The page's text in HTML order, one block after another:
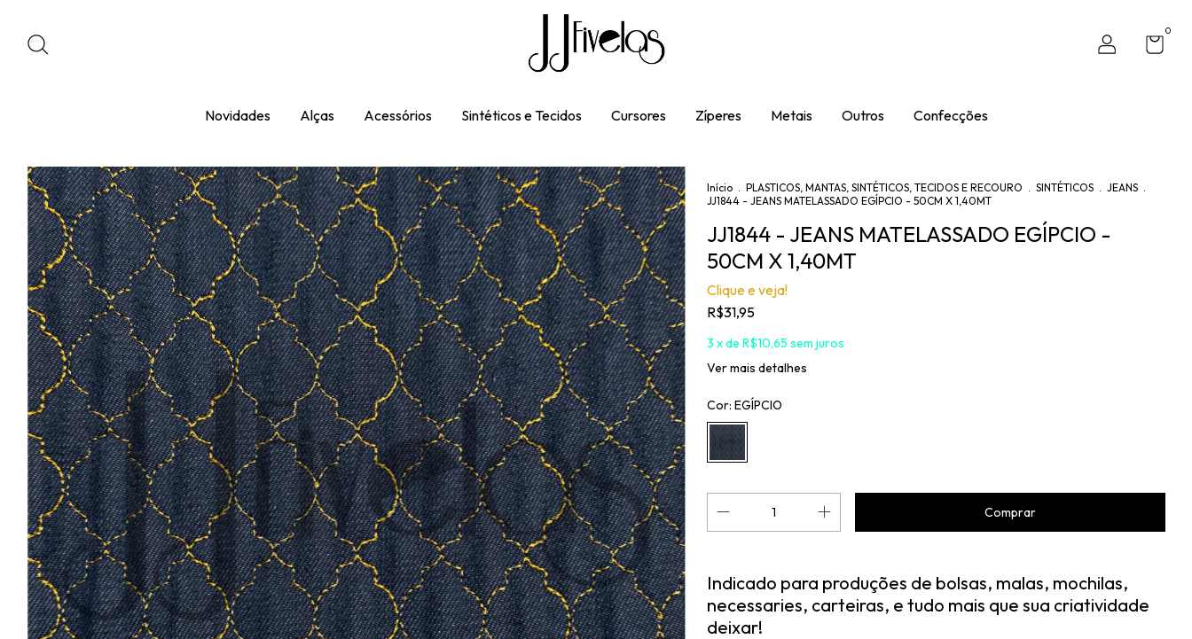
0
Novidades Alças Acessórios Sintéticos e Tecidos Cursores Zíperes Metais Outros Confecções
Início . PLASTICOS, MANTAS, SINTÉTICOS, TECIDOS E RECOURO . SINTÉTICOS . JEANS .
JJ1844 - JEANS MATELASSADO EGÍPCIO - 50CM X 1,40MT
JJ1844 - JEANS MATELASSADO EGÍPCIO -
50CM X 1,40MT
Clique e veja!
R$31,95
3 x de R$10,65 sem juros
Ver mais detalhes
Cor: EGÍPCIO
Indicado para produções de bolsas, malas, mochilas,
necessaries, carteiras, e tudo mais que sua criatividade
deixar!